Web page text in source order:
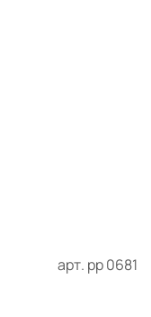
арт. рр 0681